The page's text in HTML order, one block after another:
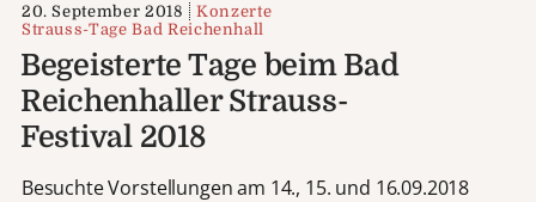
20. September 2018
Konzerte
Strauss-Tage Bad Reichenhall
Begeisterte Tage beim Bad
Reichenhaller Strauss-
Festival 2018
Besuchte Vorstellungen am 14., 15. und 16.09.2018